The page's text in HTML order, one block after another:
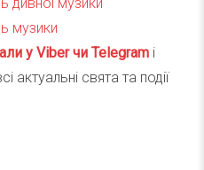
музики
у Viber чи Telegram і
свята та події